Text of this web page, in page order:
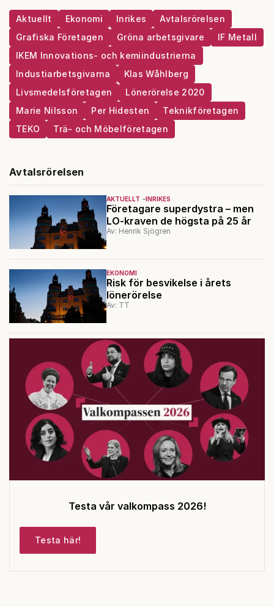
Aktuellt Ekonomi Inrikes
Avtalsrörelsen
Grafiska Företagen
Gröna arbetsgivare
IF Metall
IKEM Innovations- och kemiindustrierna
Industiarbetsgivarna
Klas Wåhlberg
Livsmedelsföretagen
Lönerörelse 2020
Marie Nilsson
Per Hidesten
Teknikföretagen
TEKO
Trä- och Möbelföretagen
Avtalsrörelsen
AKTUELLT INRIKES
Företagare superdystra – men
LO-kraven de högsta på 25 år
Av: Henrik Sjögren
EKONOMI
Risk för besvikelse i årets
lönerörelse
Av: TT
Testa vår valkompass 2026!
Testa här!